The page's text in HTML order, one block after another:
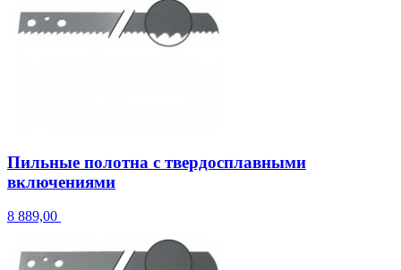
Пильные полотна с твердосплавными
включениями
8 889,00